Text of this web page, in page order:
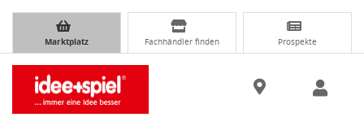
Marktplatz Fachhändler finden Prospekte